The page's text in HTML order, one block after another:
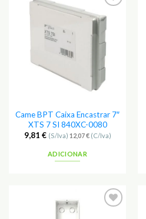
Adicionar
aos
Favoritos
Came BPT Caixa Encastrar 7″
XTS 7 SI 840XC-0080
9,81 € (S/Iva) 12,07€(C/Iva)
ADICIONAR